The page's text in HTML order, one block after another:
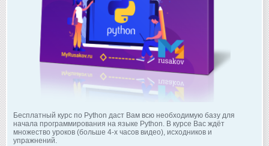
Бесплатный курс по Python даст Вам всю необходимую базу для
начала программирования на языке Python. В курсе Вас ждёт
множество уроков (больше 4-х часов видео), исходников и
упражнений.